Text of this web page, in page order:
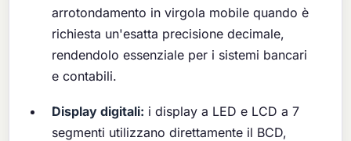
arrotondamento in virgola mobile quando è
richiesta un'esatta precisione decimale,
rendendolo essenziale per i sistemi bancari
e contabili.
Display digitali: i display a LED e LCD a 7
segmenti utilizzano direttamente il BCD,